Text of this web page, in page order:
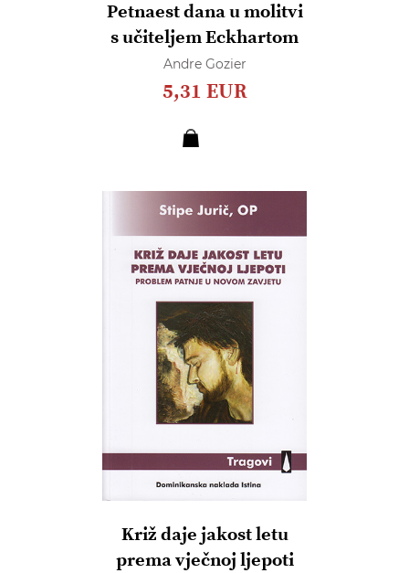
Petnaest dana u molitvi
s učiteljem Eckhartom
Andre Gozier
5,31 EUR
Križ daje jakost letu
prema vječnoj ljepoti